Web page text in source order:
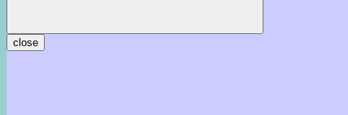
close